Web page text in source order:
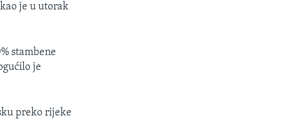
je u utorak
stambene
je
preko rijeke